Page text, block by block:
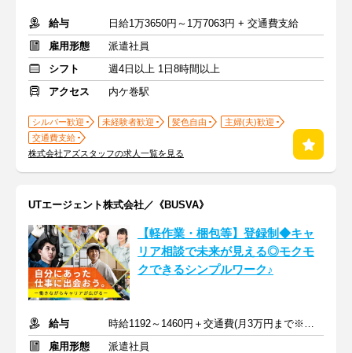
給与
日給1万3650円～1万7063円 + 交通費支給
雇用形態
派遣社員
シフト
週4日以上 1日8時間以上
アクセス
内ケ巻駅
シルバー歓迎 未経験者歓迎 髪色自由
主婦(夫)歓迎
交通費支給
株式会社アズスタッフの求人一覧を見る
UTエージェント株式会社／《BUSVA》
【軽作業・梱包等】登録制◆キャ
リア相談で未来が見える◎モクモ
クできるシンプルワーク♪
給与
時給1192～1460円＋交通費(月3万円まで※規定あり)
雇用形態
派遣社員